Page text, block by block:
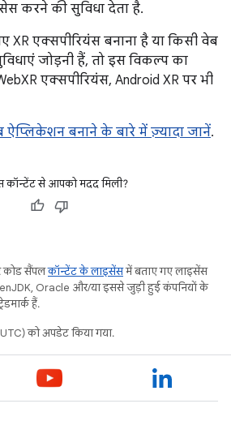
करने की सुविधा देता है.
एक्सपीरियंस बनाना है या किसी वेब
जोड़नी हैं, तो इस विकल्प का
एक्सपीरियंस, Android XR पर भी
ऐप्लिकेशन बनाने के बारे में ज़्यादा जानें.
कॉन्टेंट से आपको मदद मिली?
कोड सैंपलकॉन्टेंट के लाइसेंसमें बताए गए लाइसेंस
Oracle और/या इससे जुड़ी हुई कंपनियों के
हैं.
को अपडेट किया गया.